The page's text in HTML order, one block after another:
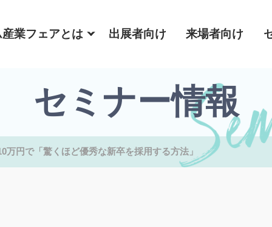
産業フェアとは 出展者向け 来場者向け
セミナー情報
万円で「驚くほど優秀な新卒を採用する方法」